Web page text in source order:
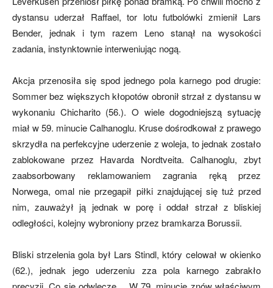
dystansu uderzał Raffael, tor lotu futbolówki zmienił Lars
Bender, jednak i tym razem Leno stanął na wysokości
zadania, instynktownie interweniując nogą.
Akcja przenosiła się spod jednego pola karnego pod drugie:
Sommer bez większych kłopotów obronił strzał z dystansu w
wykonaniu Chicharito (56.). O wiele dogodniejszą sytuację
miał w 59. minucie Calhanoglu. Kruse dośrodkował z prawego
skrzydła na perfekcyjne uderzenie z woleja, to jednak zostało
zablokowane przez Havarda Nordtveita. Calhanoglu, zbyt
zaabsorbowany reklamowaniem zagrania ręką przez
Norwega, omal nie przegapił piłki znajdującej się tuż przed
nim, zauważył ją jednak w porę i oddał strzał z bliskiej
odległości, kolejny wybroniony przez bramkarza Borussii.
Bliski strzelenia gola był Lars Stindl, który celował w okienko
(62.), jednak jego uderzeniu zza pola karnego zabrakło